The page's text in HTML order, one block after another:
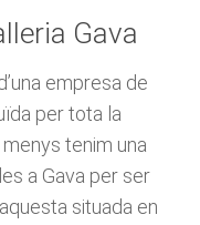
Gava
empresa de
per tota la
tenim una
a Gava per ser
situada en